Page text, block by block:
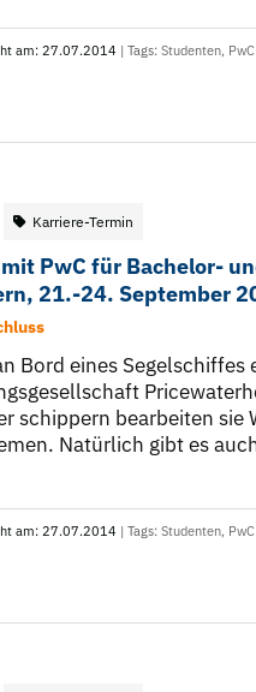
am: 27.07.2014 | Tags: Studenten, PwC
Karriere-Termin
PwC für Bachelor-
21.-24. September
Bord eines
schippern bearbeiten sie
Natürlich gibt es
am: 27.07.2014 | Tags: Studenten, PwC